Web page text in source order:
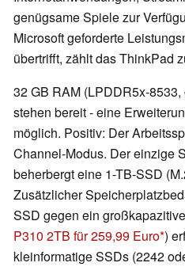
genügsame Spiele zur
Microsoft geforderte
übertrifft, zählt das ThinkPad
32 GB RAM (LPDDR5x-
stehen bereit - eine
möglich. Positiv: Der
Channel-Modus. Der einzige
beherbergt eine 1-TB-SSD
Zusätzlicher
SSD gegen ein
P310 2TB für 259,99 Euro )
kleinformatige SSDs (2242